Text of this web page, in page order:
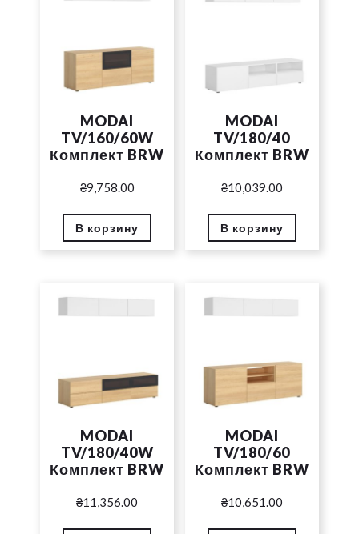
MODAI
TV/160/60W
Комплект BRW
₴9,758.00
В корзину
MODAI
TV/180/40
Комплект BRW
₴10,039.00
В корзину
MODAI
TV/180/40W
Комплект BRW
₴11,356.00
MODAI
TV/180/60
Комплект BRW
₴10,651.00